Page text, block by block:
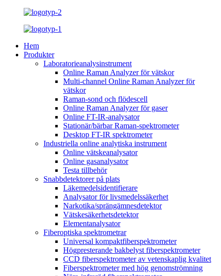
Hem
Produkter
Laboratorieanalysinstrument
Online Raman Analyzer för vätskor
Multi-channel Online Raman Analyzer för
vätskor
Raman-sond och flödescell
Online Raman Analyzer för gaser
Online FT-IR-analysator
Stationär/bärbar Raman-spektrometer
Desktop FT-IR spektrometer
Industriella online analytiska instrument
Online vätskeanalysator
Online gasanalysator
Testa tillbehör
Snabbdetektorer på plats
Läkemedelsidentifierare
Analysator för livsmedelssäkerhet
Narkotika/sprängämnesdetektor
Vätskesäkerhetsdetektor
Elementanalysator
Fiberoptiska spektrometrar
Universal kompaktfiberspektrometer
Högpresterande bakbelyst fiberspektrometer
CCD fiberspektrometer av vetenskaplig kvalitet
Fiberspektrometer med hög genomströmning